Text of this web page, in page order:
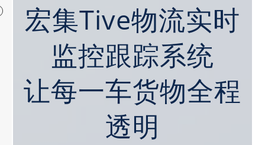
宏集Tive物流实时
监控跟踪系统
让每一车货物全程
透明